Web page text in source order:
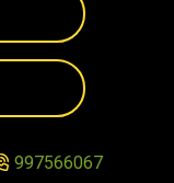
997566067